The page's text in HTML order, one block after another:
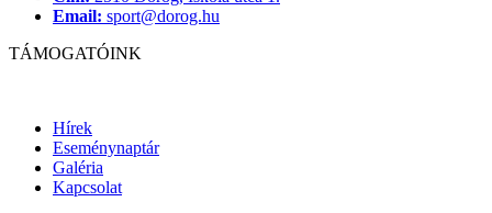
Email: sport@dorog.hu
TÁMOGATÓINK
Hírek
Eseménynaptár
Galéria
Kapcsolat